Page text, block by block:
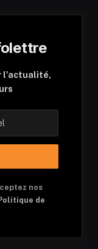
l'actualité,
nos
de